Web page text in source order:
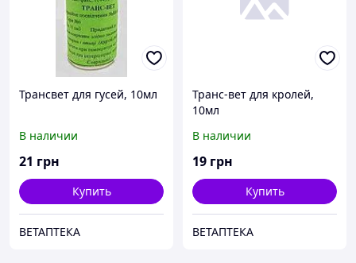
Трансвет для гусей, 10мл
В наличии
21 грн
Купить
ВЕТАПТЕКА
Транс-вет для кролей,
10мл
В наличии
19 грн
Купить
ВЕТАПТЕКА